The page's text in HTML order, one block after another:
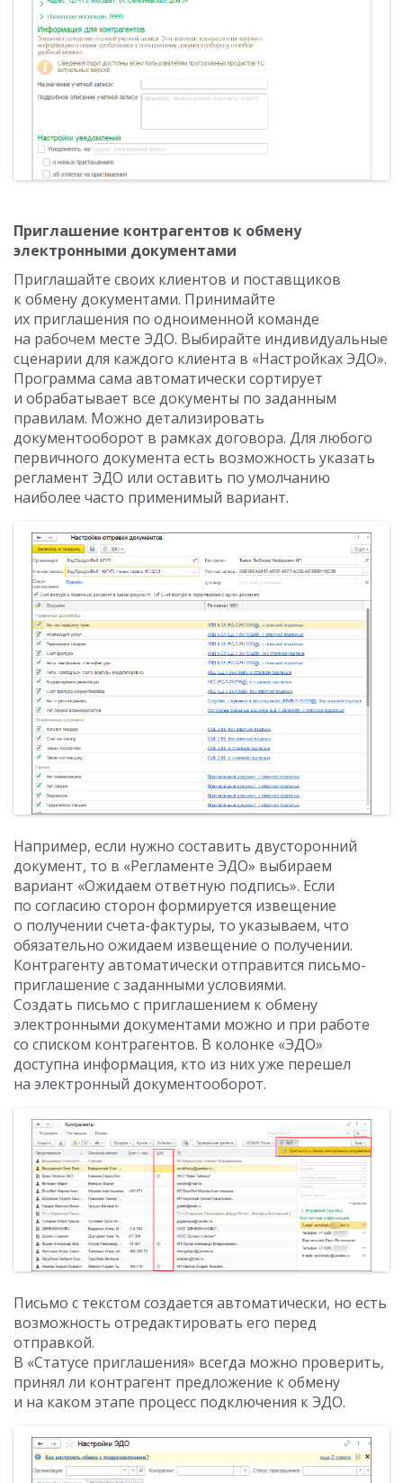
Приглашение контрагентов к обмену
электронными документами
Приглашайте своих клиентов и поставщиков
к обмену документами. Принимайте
их приглашения по одноименной команде
на рабочем месте ЭДО. Выбирайте индивидуальные
сценарии для каждого клиента в «Настройках ЭДО».
Программа сама автоматически сортирует
и обрабатывает все документы по заданным
правилам. Можно детализировать
документооборот в рамках договора. Для любого
первичного документа есть возможность указать
регламент ЭДО или оставить по умолчанию
наиболее часто применимый вариант.
Например, если нужно составить двусторонний
документ, то в «Регламенте ЭДО» выбираем
вариант «Ожидаем ответную подпись». Если
по согласию сторон формируется извещение
о получении счета-фактуры, то указываем, что
обязательно ожидаем извещение о получении.
Контрагенту автоматически отправится письмо-
приглашение с заданными условиями.
Создать письмо с приглашением к обмену
электронными документами можно и при работе
со списком контрагентов. В колонке «ЭДО»
доступна информация, кто из них уже перешел
на электронный документооборот.
Письмо с текстом создается автоматически, но есть
возможность отредактировать его перед
отправкой.
В «Статусе приглашения» всегда можно проверить,
принял ли контрагент предложение к обмену
и на каком этапе процесс подключения к ЭДО.